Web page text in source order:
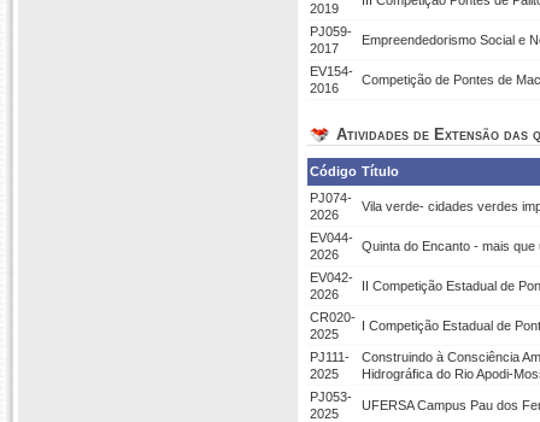
2019
PJ059-
2017
Empreendedorismo Social e
EV154-
2016
Competição de Pontes de
Atividades de Extensão das
Código Título
PJ074-
2026
Vila verde- cidades verdes
EV044-
2026
Quinta do Encanto - mais
EV042-
2026
II Competição Estadual de
CR020-
2025
I Competição Estadual de
PJ111-
2025
Construindo à Consciência
Hidrográfica do Rio Apodi-
PJ053-
2025
UFERSA Campus Pau dos